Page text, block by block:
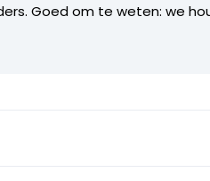
Goed om te weten: we